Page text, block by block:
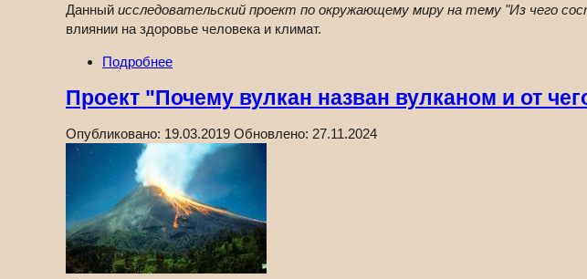
Данный исследовательский проект по окружающему миру на тему "Из чего
влиянии на здоровье человека и климат.
Подробнее
Проект "Почему вулкан назван вулканом и от
Опубликовано: 19.03.2019 Обновлено: 27.11.2024